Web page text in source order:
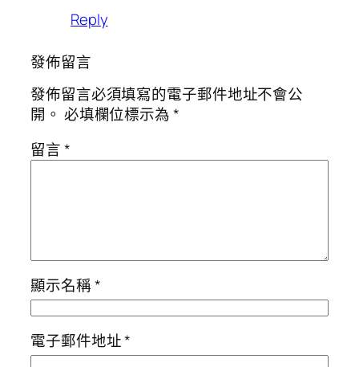
Reply
發佈留言
發佈留言必須填寫的電子郵件地址不會公
開。 必填欄位標示為*
留言*
顯示名稱*
電子郵件地址*